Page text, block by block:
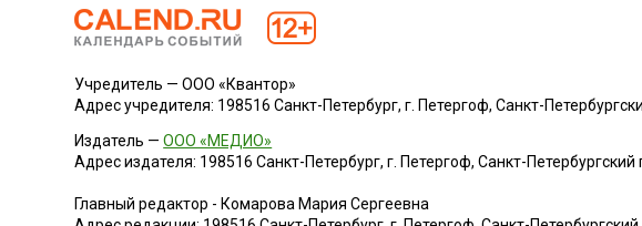
Учредитель — ООО «Квантор»
Адрес учредителя: 198516 Санкт-Петербург, г. Петергоф, Санкт-
Издатель —ООО «МЕДИО»
Адрес издателя: 198516 Санкт-Петербург, г. Петергоф, Санкт-
Главный редактор - Комарова Мария Сергеевна